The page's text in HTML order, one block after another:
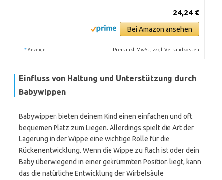
24,24 €
Bei Amazon ansehen
* Anzeige Preis inkl. MwSt., zzgl. Versandkosten
Einfluss von Haltung und Unterstützung durch
Babywippen
Babywippen bieten deinem Kind einen einfachen und oft
bequemen Platz zum Liegen. Allerdings spielt die Art der
Lagerung in der Wippe eine wichtige Rolle für die
Rückenentwicklung. Wenn die Wippe zu flach ist oder dein
Baby überwiegend in einer gekrümmten Position liegt, kann
das die natürliche Entwicklung der Wirbelsäule